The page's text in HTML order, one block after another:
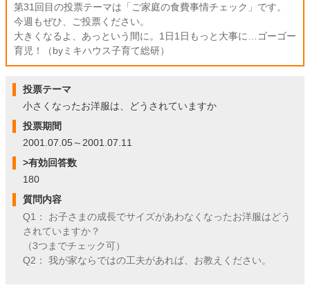
第31回目の投票テーマは「ご家庭の食費事情チェック」です。
今週もぜひ、ご投票ください。
大きくなるよ、あっという間に。1日1日もっと大事に…ゴーゴー
育児！（byミキハウス子育て総研）
投票テーマ
小さくなったお洋服は、どうされていますか
投票期間
2001.07.05～2001.07.11
>有効回答数
180
質問内容
Q1： お子さまの成長でサイズがあわなくなったお洋服はどう
されていますか？
（3つまでチェック可）
Q2： 我が家ならではの工夫があれば、お教えください。